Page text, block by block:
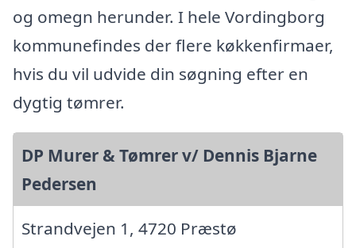
og omegn herunder. I hele Vordingborg
kommunefindes der flere køkkenfirmaer,
hvis du vil udvide din søgning efter en
dygtig tømrer.
DP Murer & Tømrer v/ Dennis Bjarne
Pedersen
Strandvejen 1, 4720 Præstø